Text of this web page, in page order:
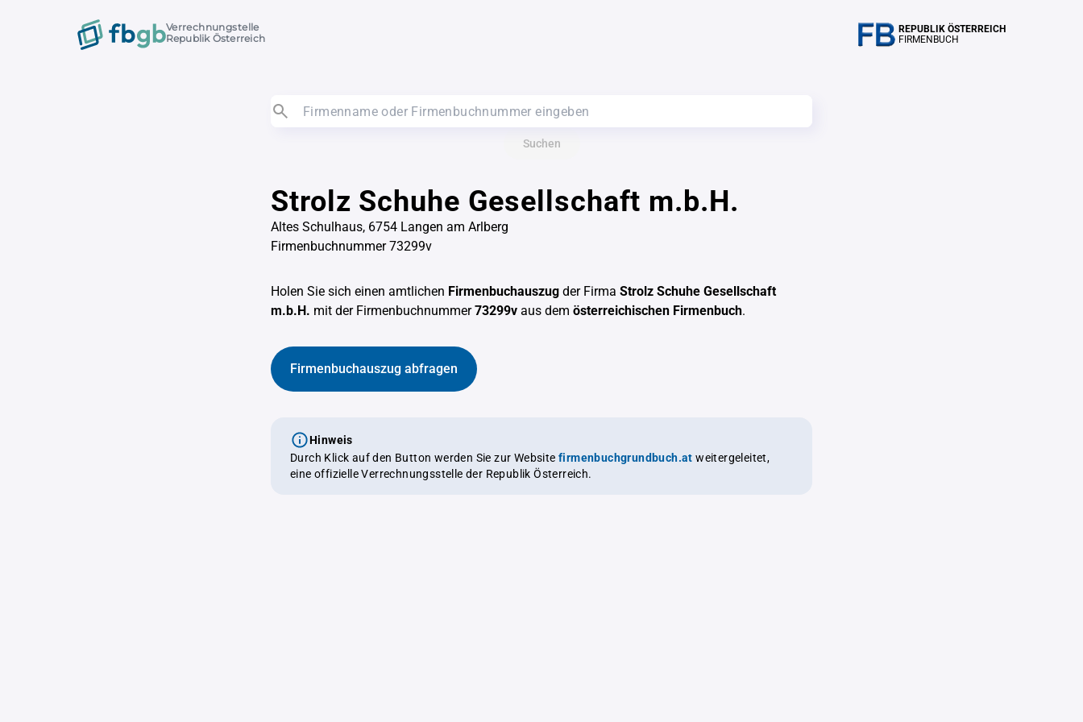
Verrechnungstelle
Republik Österreich
REPUBLIK ÖSTERREICH
FIRMENBUCH
Suchen
Strolz Schuhe Gesellschaft m.b.H.
Altes Schulhaus, 6754 Langen am Arlberg
Firmenbuchnummer 73299v
Holen Sie sich einen amtlichen Firmenbuchauszug der Firma Strolz Schuhe Gesellschaft
m.b.H. mit der Firmenbuchnummer73299v aus dem österreichischen Firmenbuch.
Firmenbuchauszug abfragen
Hinweis
Durch Klick auf den Button werden Sie zur Website firmenbuchgrundbuch.at weitergeleitet,
eine offizielle Verrechnungsstelle der Republik Österreich.